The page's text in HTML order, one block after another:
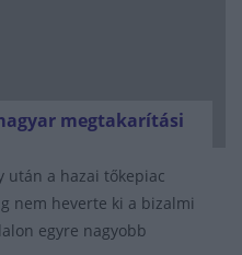
megtakarítási
után a hazai tőkepiac
nem heverte ki a bizalmi
egyre nagyobb